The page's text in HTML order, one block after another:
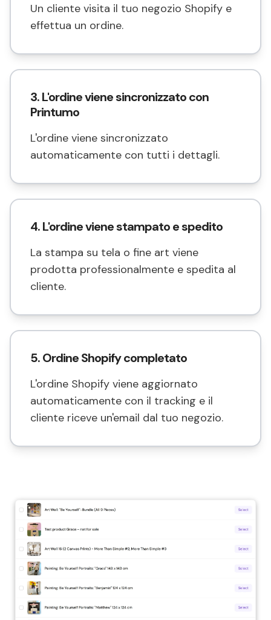
Un cliente visita il tuo negozio Shopify e
effettua un ordine.
3. L'ordine viene sincronizzato con
Printumo
L'ordine viene sincronizzato
automaticamente con tutti i dettagli.
4. L'ordine viene stampato e spedito
La stampa su tela o fine art viene
prodotta professionalmente e spedita al
cliente.
5. Ordine Shopify completato
L'ordine Shopify viene aggiornato
automaticamente con il tracking e il
cliente riceve un'email dal tuo negozio.